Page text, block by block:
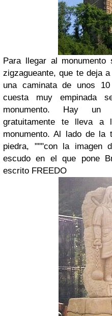
Para llegar al
zigzagueante, que te deja
una caminata de unos
cuesta muy empinada
monumento. Hay un
gratuitamente te lleva
monumento. Al lado de la
piedra, """con la imagen
escudo en el que pone
escrito FREEDO